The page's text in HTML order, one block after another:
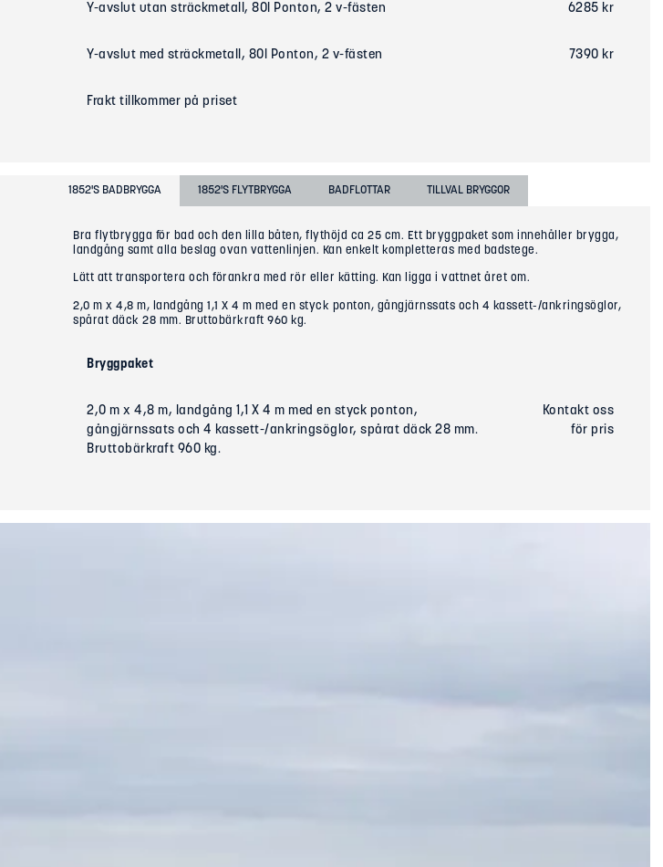
Y-avslut utan sträckmetall, 80l Ponton, 2 v-fästen 6285 kr
Y-avslut med sträckmetall, 80l Ponton, 2 v-fästen 7390 kr
Frakt tillkommer på priset
1852'S BADBRYGGA 1852'S FLYTBRYGGA BADFLOTTAR TILLVAL BRYGGOR
Bra flytbrygga för bad och den lilla båten, flythöjd ca 25 cm. Ett bryggpaket som innehåller brygga,
landgång samt alla beslag ovan vattenlinjen. Kan enkelt kompletteras med badstege.
Lätt att transportera och förankra med rör eller kätting. Kan ligga i vattnet året om.
2,0 m x 4,8 m, landgång 1,1 X 4 m med en styck ponton, gångjärnssats och 4 kassett-/ankringsöglor,
spårat däck 28 mm. Bruttobärkraft 960 kg.
Bryggpaket
2,0 m x 4,8 m, landgång 1,1 X 4 m med en styck ponton,
gångjärnssats och 4 kassett-/ankringsöglor, spårat däck 28 mm.
Bruttobärkraft 960 kg.
Kontakt oss
för pris